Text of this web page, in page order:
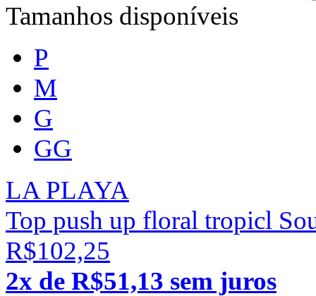
Tamanhos disponíveis
P
M
G
GG
LA PLAYA
Top push up floral tropicl
R$102,25
2x de R$51,13 sem juros